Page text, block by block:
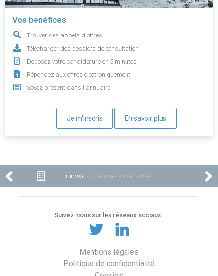
Vos bénéfices
Trouver des appels d'offres
Télécharger des dossiers de consultation
Déposez votre candidature en 5 minutes
Répondez aux offres électroniquement
Soyez présent dans l'annuaire
Je m'inscris En savoir plus
1 002 596 ENTREPRISES ENREGISTRÉES
Suivez-nous sur les réseaux sociaux :
Mentions légales
Politique de confidentialité